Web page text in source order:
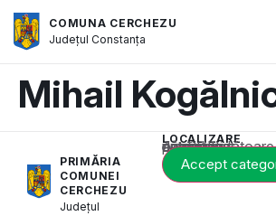
COMUNA CERCHEZU
JudețulConstanța
Mihail
PRIMĂRIA
COMUNEI
CERCHEZU
Județul
LOCALIZARE
Acest conținut este blocat până când acceptați categoria corespunzătoare de cookie-uri.
Accept